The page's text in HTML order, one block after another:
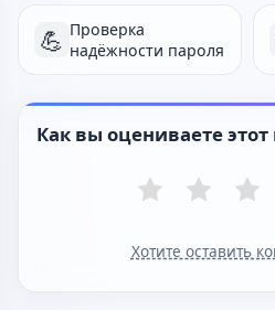
💪 Проверка
надёжности пароля
Как вы оцениваете
Хотите оставить